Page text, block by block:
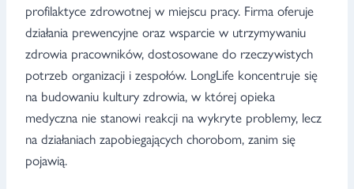
profilaktyce zdrowotnej w miejscu pracy. Firma oferuje
działania prewencyjne oraz wsparcie w utrzymywaniu
zdrowia pracowników, dostosowane do rzeczywistych
potrzeb organizacji i zespołów. LongLife koncentruje się
na budowaniu kultury zdrowia, w której opieka
medyczna nie stanowi reakcji na wykryte problemy, lecz
na działaniach zapobiegających chorobom, zanim się
pojawią.